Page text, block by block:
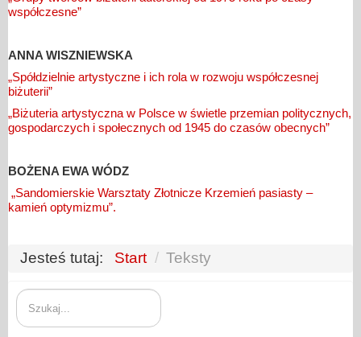
współczesne”
ANNA WISZNIEWSKA
„Spółdzielnie artystyczne i ich rola w rozwoju współczesnej
biżuterii”
„Biżuteria artystyczna w Polsce w świetle przemian politycznych,
gospodarczych i społecznych od 1945 do czasów obecnych”
BOŻENA EWA WÓDZ
„Sandomierskie Warsztaty Złotnicze Krzemień pasiasty –
kamień optymizmu”.
Jesteś tutaj: Start / Teksty